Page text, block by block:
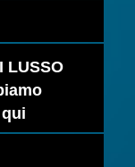
LUSSO